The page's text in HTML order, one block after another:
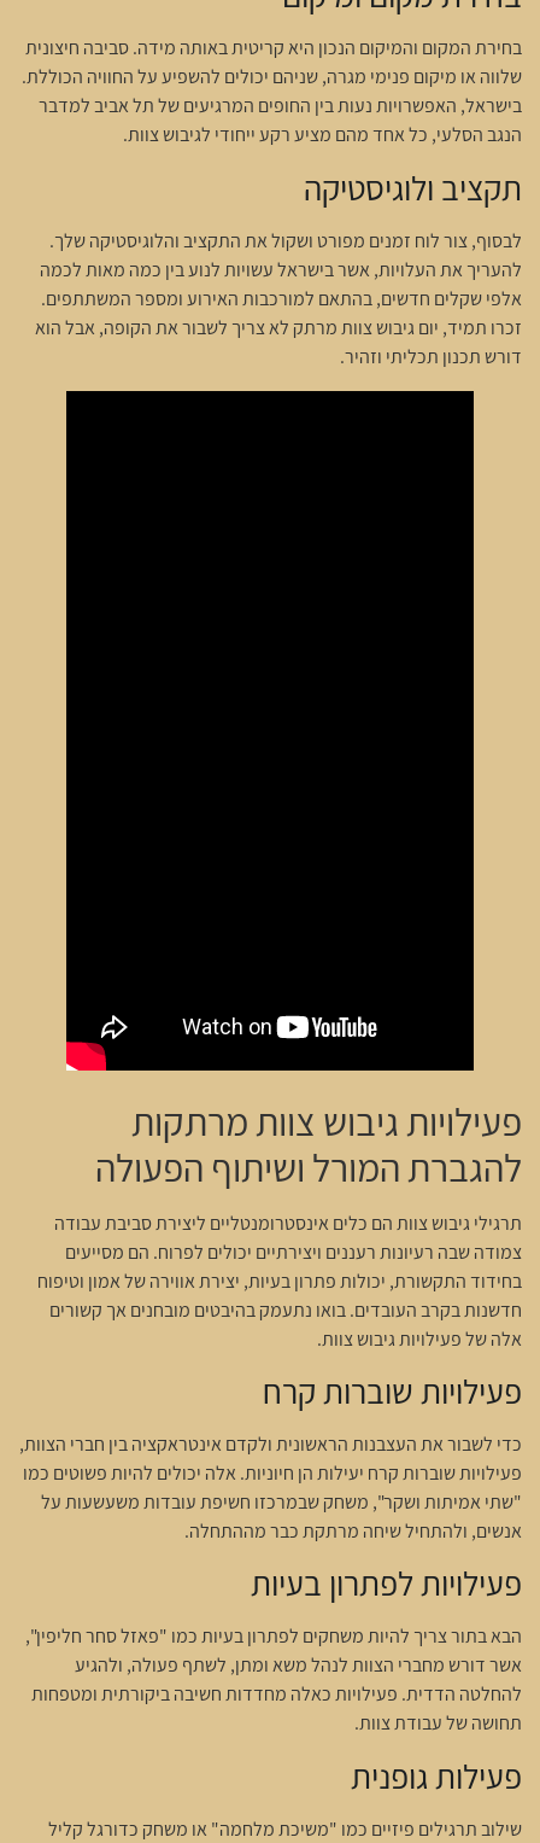
בחירת המקום והמיקום הנכון היא קריטית באותה מידה. סביבה חיצונית
שלווה או מיקום פנימי מגרה, שניהם יכולים להשפיע על החוויה הכוללת.
בישראל, האפשרויות נעות בין החופים המרגיעים של תל אביב למדבר
הנגב הסלעי, כל אחד מהם מציע רקע ייחודי לגיבוש צוות.
תקציב ולוגיסטיקה
לבסוף, צור לוח זמנים מפורט ושקול את התקציב והלוגיסטיקה שלך.
להעריך את העלויות, אשר בישראל עשויות לנוע בין כמה מאות לכמה
אלפי שקלים חדשים, בהתאם למורכבות האירוע ומספר המשתתפים.
זכרו תמיד, יום גיבוש צוות מרתק לא צריך לשבור את הקופה, אבל הוא
דורש תכנון תכליתי וזהיר.
פעילויות גיבוש צוות מרתקות
להגברת המורל ושיתוף הפעולה
תרגילי גיבוש צוות הם כלים אינסטרומנטליים ליצירת סביבת עבודה
צמודה שבה רעיונות רעננים ויצירתיים יכולים לפרוח. הם מסייעים
בחידוד התקשורת, יכולות פתרון בעיות, יצירת אווירה של אמון וטיפוח
חדשנות בקרב העובדים. בואו נתעמק בהיבטים מובחנים אך קשורים
אלה של פעילויות גיבוש צוות.
פעילויות שוברות קרח
כדי לשבור את העצבנות הראשונית ולקדם אינטראקציה בין חברי הצוות,
פעילויות שוברות קרח יעילות הן חיוניות. אלה יכולים להיות פשוטים כמו
"שתי אמיתות ושקר", משחק שבמרכזו חשיפת עובדות משעשעות על
אנשים, ולהתחיל שיחה מרתקת כבר מההתחלה.
פעילויות לפתרון בעיות
הבא בתור צריך להיות משחקים לפתרון בעיות כמו "פאזל סחר חליפין",
אשר דורש מחברי הצוות לנהל משא ומתן, לשתף פעולה, ולהגיע
להחלטה הדדית. פעילויות כאלה מחדדות חשיבה ביקורתית ומטפחות
תחושה של עבודת צוות.
פעילות גופנית
שילוב תרגילים פיזיים כמו "משיכת מלחמה" או משחק כדורגל קליל